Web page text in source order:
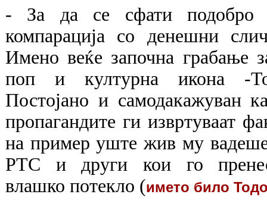
- За да се сфати подобро
компарација со денешни
Имено веќе започна грабање
поп и културна икона -
Постојано и самодакажуван
пропагандите ги извртуваат
на пример уште жив му
РТС и други кои го
влашко потекло (името било